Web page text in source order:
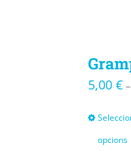
5,00 €–
opcions